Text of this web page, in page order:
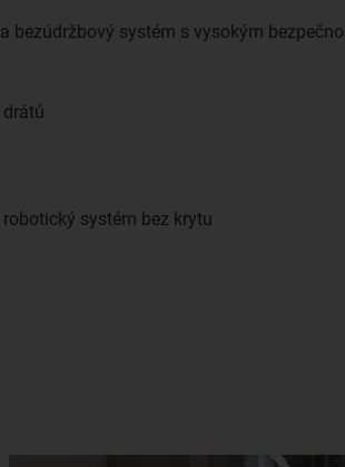
bezúdržbový systém s vysokým
systém bez krytu